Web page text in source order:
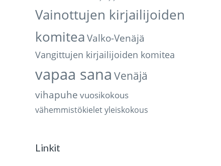
Vainottujen kirjailijoiden
komitea Valko-Venäjä
Vangittujen kirjailijoiden komitea
vapaa sana Venäjä
vihapuhe vuosikokous
vähemmistökieletyleiskokous
Linkit